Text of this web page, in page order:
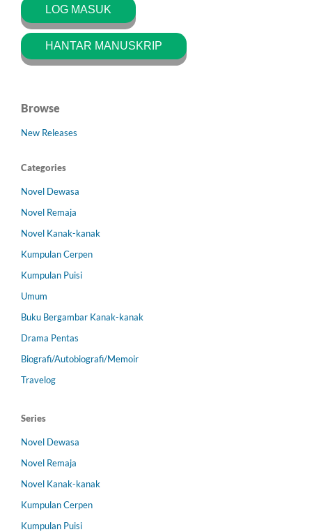
LOG MASUK
HANTAR MANUSKRIP
Browse
New Releases
Categories
Novel Dewasa
Novel Remaja
Novel Kanak-kanak
Kumpulan Cerpen
Kumpulan Puisi
Umum
Buku Bergambar Kanak-kanak
Drama Pentas
Biografi/Autobiografi/Memoir
Travelog
Series
Novel Dewasa
Novel Remaja
Novel Kanak-kanak
Kumpulan Cerpen
Kumpulan Puisi